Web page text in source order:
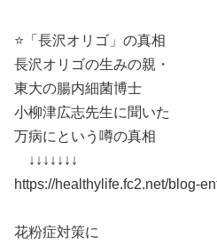
⭐️「長沢オリゴ」の真相
長沢オリゴの生みの親・
東大の腸内細菌博士
小柳津広志先生に聞いた
万病にという噂の真相
↓↓↓↓↓↓↓
https://healthylife.fc2.net/blog-
花粉症対策に